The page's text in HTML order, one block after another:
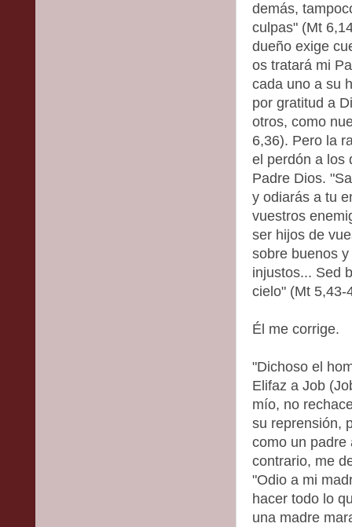
demás,
culpas" (Mt
dueño exige
os tratará mi
cada uno a su
por gratitud a
otros, como
6,36). Pero la
el perdón a los
Padre Dios.
y odiarás a tu
vuestros
ser hijos de
sobre buenos
injustos... Sed
cielo" (Mt 5,43-
Él me corrige.
"Dichoso el
Elifaz a Job
mío, no
su reprensión,
como un padre
contrario, me
"Odio a mi
hacer todo lo
una madre